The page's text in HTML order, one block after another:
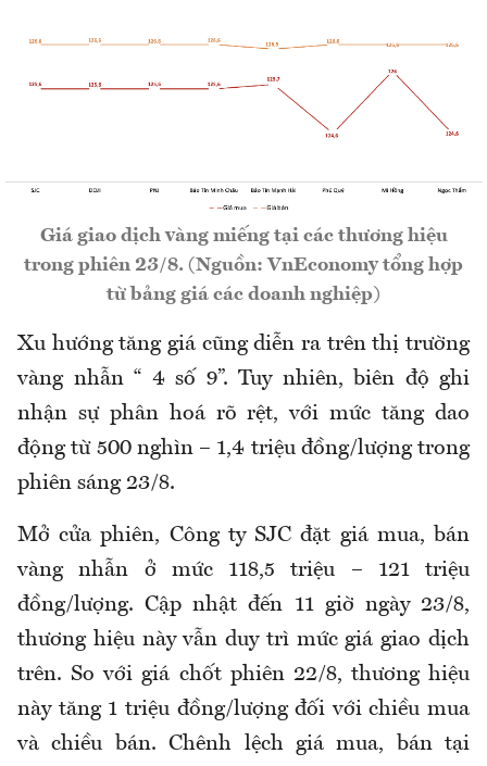
Giá giao dịch vàng miếng tại các thương hiệu
trong phiên 23/8. (Nguồn: VnEconomy tổng hợp
từ bảng giá các doanh nghiệp)
Xu hướng tăng giá cũng diễn ra trên thị trường
vàng nhẫn “ 4 số 9”. Tuy nhiên, biên độ ghi
nhận sự phân hoá rõ rệt, với mức tăng dao
động từ 500 nghìn – 1,4 triệu đồng/lượng trong
phiên sáng 23/8.
Mở cửa phiên, Công ty SJC đặt giá mua, bán
vàng nhẫn ở mức 118,5 triệu – 121 triệu
đồng/lượng. Cập nhật đến 11 giờ ngày 23/8,
thương hiệu này vẫn duy trì mức giá giao dịch
trên. So với giá chốt phiên 22/8, thương hiệu
này tăng 1 triệu đồng/lượng đối với chiều mua
và chiều bán. Chênh lệch giá mua, bán tại